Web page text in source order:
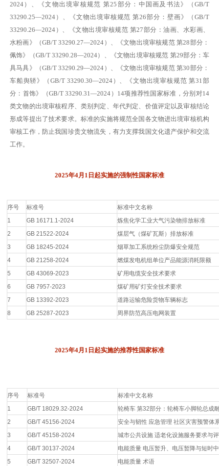
2024）、《文物出境审核规范 第25部分：中国画及书法》（GB/T
33290.25—2024）、《文物出境审核规范 第26部分：壁画》（GB/T
33290.26—2024）、《文物出境审核规范 第27部分：油画、水彩画、
水粉画》（GB/T 33290.27—2024）、《文物出境审核规范 第28部分：
佩饰》（GB/T 33290.28—2024）、《文物出境审核规范 第29部分：车
具马具》（GB/T 33290.29—2024）、《文物出境审核规范 第30部分：
车船舆轿》（GB/T 33290.30—2024）、《文物出境审核规范 第31部
分：首饰》（GB/T 33290.31—2024）14项推荐性国家标准，分别对14
类文物的出境审核程序、类别判定、年代判定、价值评定以及审核结论
形成等提出了技术要求。标准的实施将规范全国各文物进出境审核机构
审核工作，防止我国珍贵文物流失，有力支撑我国文化遗产保护和交流
工作。
2025年4月1日起实施的强制性国家标准
序号 标准号
标准中文名称
1
GB 16171.1-2024
炼焦化学工业大气污染物排放标准
2
GB 21522-2024
煤层气（煤矿瓦斯）排放标准
3
GB 18245-2024
烟草加工系统粉尘防爆安全规范
4
GB 21258-2024
燃煤发电机组单位产品能源消耗限额
5
GB 43069-2023
矿用电缆安全技术要求
6
GB 7957-2023
煤矿用矿灯安全技术要求
7
GB 13392-2023
道路运输危险货物车辆标志
8
GB 25287-2023 周界防范高压电网装置
2025年4月1日起实施的推荐性国家标准
序号 标准号
标准中文名称
1
GB/T 18029.32-2024
轮椅车 第32部分：轮椅车小脚轮总成
2
GB/T 45156-2024
安全与韧性 应急管理 社区灾害预警体
3
GB/T 45158-2024
城市公共设施 适老化设施服务要求与
4
GB/T 30137-2024
电能质量 电压暂升、电压暂降与短时
5
GB/T 32507-2024
电能质量 术语